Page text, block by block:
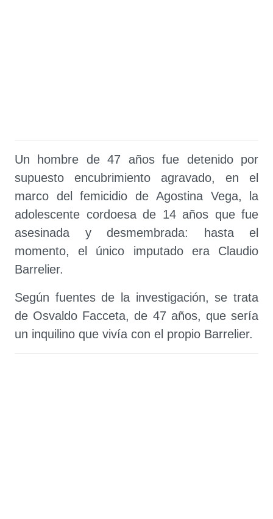
Un hombre de 47 años fue detenido por
supuesto encubrimiento agravado, en el
marco del femicidio de Agostina Vega, la
adolescente cordoesa de 14 años que fue
asesinada y desmembrada: hasta el
momento, el único imputado era Claudio
Barrelier.
Según fuentes de la investigación, se trata
de Osvaldo Facceta, de 47 años, que sería
un inquilino que vivía con el propio Barrelier.